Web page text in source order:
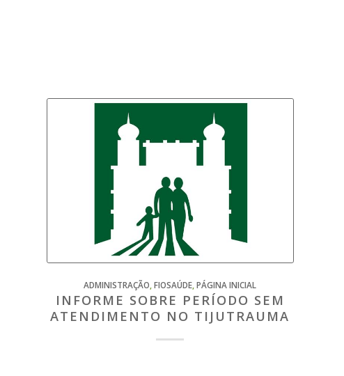
ADMINISTRAÇÃO,FIOSAÚDE,PÁGINA INICIAL
INFORME SOBRE PERÍODO SEM
ATENDIMENTO NO TIJUTRAUMA